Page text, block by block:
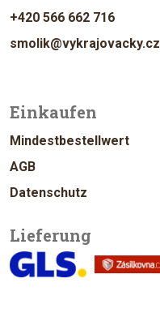
+420 566 662 716
smolik@vykrajovacky.cz
Einkaufen
Mindestbestellwert
AGB
Datenschutz
Lieferung